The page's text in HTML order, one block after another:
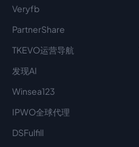
Veryfb
PartnerShare
TKEVO运营导航
发现AI
Winsea123
IPWO全球代理
DSFulfill